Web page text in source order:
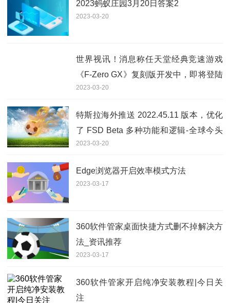
2023蚂蚁庄园3月20日答案2
2023-03-20
世界视讯！消息称任天堂经典竞速游戏
《F-Zero GX》复刻版开发中，即将登陆
Switch
2023-03-20
特斯拉海外推送 2022.45.11 版本，优化
了 FSD Beta 多种功能和逻辑-全球今头
条
2023-03-20
Edge浏览器开启效率模式方法
2023-03-17
360软件管家桌面快捷方式删不掉解决方
法_资讯推荐
2023-03-17
360软件管家开启纯净安装教程|今日关
注